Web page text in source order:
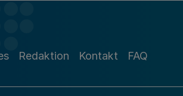
Redaktion Kontakt FAQ